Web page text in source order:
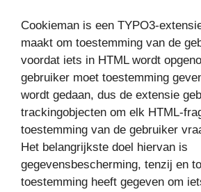
Cookieman is een TYPO3-
maakt om toestemming van de
voordat iets in HTML wordt
gebruiker moet toestemming
wordt gedaan, dus de extensie
trackingobjecten om elk HTML-
toestemming van de gebruiker
Het belangrijkste doel hiervan is
gegevensbescherming, tenzij en
toestemming heeft gegeven om